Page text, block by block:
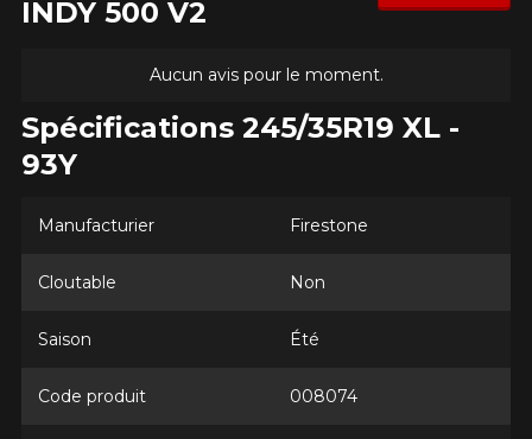
INDY 500 V2
Aucun avis pour le moment.
Spécifications 245/35R19 XL -
93Y
Manufacturier Firestone
Cloutable Non
Saison Été
Code produit 008074